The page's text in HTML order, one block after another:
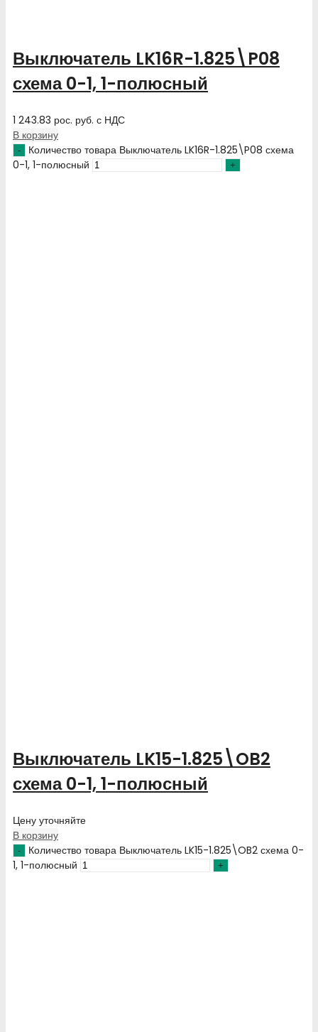
Выключатель LK16R-1.825\P08
схема 0-1, 1-полюсный
1 243.83 рос. руб. с НДС
В корзину
Количество товара Выключатель LK16R-1.825\P08 схема
0-1, 1-полюсный
Выключатель LK15-1.825\OB2
схема 0-1, 1-полюсный
Цену уточняйте
В корзину
Количество товара Выключатель LK15-1.825\OB2 схема 0-
1, 1-полюсный